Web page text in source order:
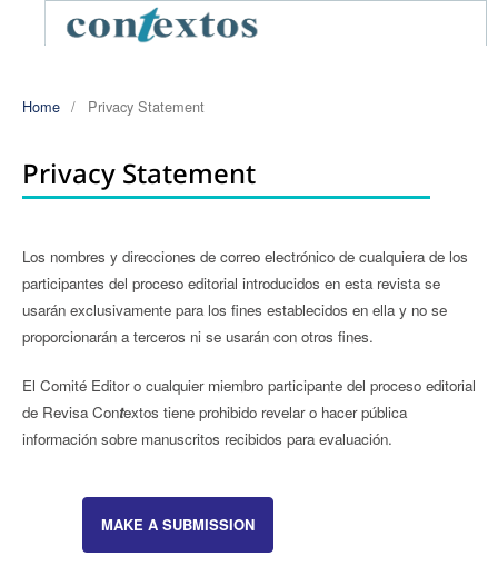
Home / Privacy Statement
Privacy Statement
Los nombres y direcciones de correo electrónico de cualquiera de los
participantes del proceso editorial introducidos en esta revista se
usarán exclusivamente para los fines establecidos en ella y no se
proporcionarán a terceros ni se usarán con otros fines.
El Comité Editor o cualquier miembro participante del proceso editorial
de Revisa Contextos tiene prohibido revelar o hacer pública
información sobre manuscritos recibidos para evaluación.
MAKE A SUBMISSION